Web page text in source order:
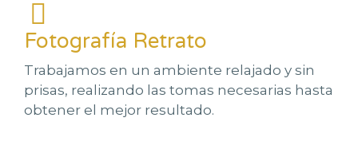
Fotografía Retrato
Trabajamos en un ambiente relajado y sin
prisas, realizando las tomas necesarias hasta
obtener el mejor resultado.